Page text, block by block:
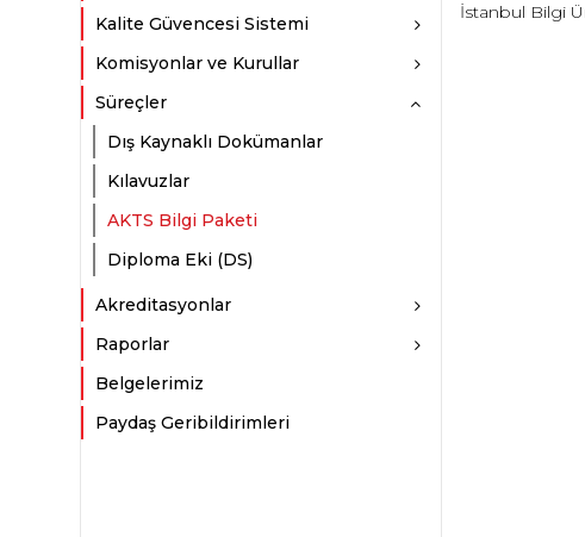
Kalite Güvencesi Sistemi
Komisyonlar ve Kurullar
Süreçler
Dış Kaynaklı Dokümanlar
Kılavuzlar
AKTS Bilgi Paketi
Diploma Eki (DS)
Akreditasyonlar
Raporlar
Belgelerimiz
Paydaş Geribildirimleri
İstanbul Bilgi